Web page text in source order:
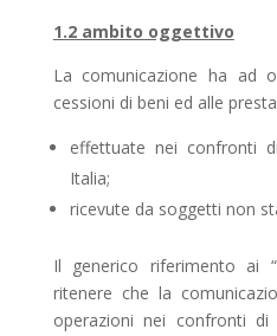
1.2 ambito oggettivo
La comunicazione ha ad
cessioni di beni ed alle
effettuate nei confronti
Italia;
ricevute da soggetti non
Il generico riferimento ai
ritenere che la
operazioni nei confronti